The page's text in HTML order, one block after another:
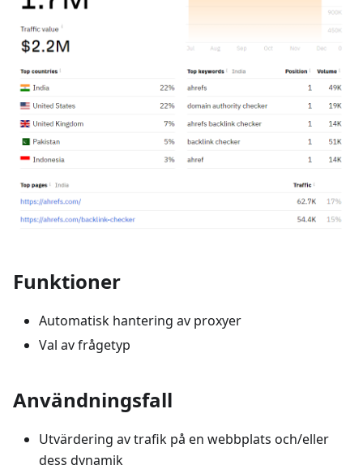
Funktioner
Automatisk hantering av proxyer
Val av frågetyp
Användningsfall
Utvärdering av trafik på en webbplats och/eller
dess dynamik